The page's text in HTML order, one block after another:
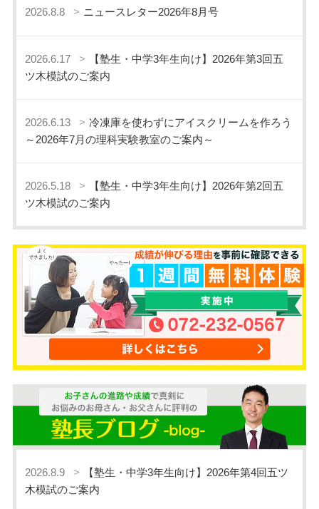
2026.8.8 ニュースレター2026年8月号
2026.6.17
【塾生・中学3年生向け】2026年第3回五
ツ木模試のご案内
2026.6.13
冷凍庫を使わずにアイスクリームを作ろう
～2026年7月の理科実験教室のご案内～
2026.5.18
【塾生・中学3年生向け】2026年第2回五
ツ木模試のご案内
2026.8.9
【塾生・中学3年生向け】2026年第4回五ツ
木模試のご案内